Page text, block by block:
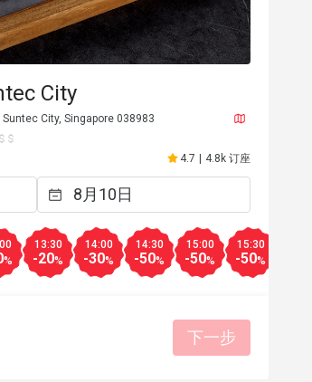
City
City, Singapore 038983
4.7 | 4.8k 订座
%
13:30
-20%
14:00
-30%
14:30
-50%
15:00
-50%
15:30
-50%
下一步